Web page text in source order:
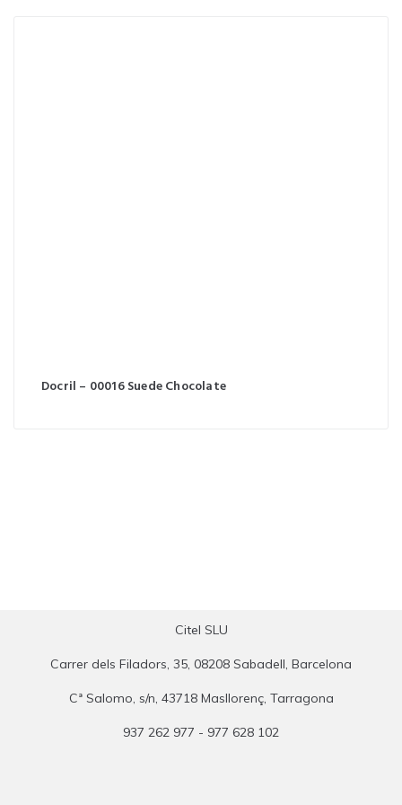
Docril – 00016 Suede Chocolate
Citel SLU
Carrer dels Filadors, 35, 08208 Sabadell, Barcelona
Cª Salomo, s/n, 43718 Masllorenç, Tarragona
937 262 977 - 977 628 102